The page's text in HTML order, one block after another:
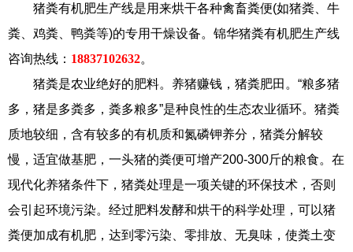
猪粪有机肥生产线是用来烘干各种禽畜粪便(如猪粪、牛
粪、鸡粪、鸭粪等)的专用干燥设备。锦华猪粪有机肥生产线
咨询热线： 18837102632。
猪粪是农业绝好的肥料。养猪赚钱，猪粪肥田。“粮多猪
多，猪是多粪多，粪多粮多”是种良性的生态农业循环。猪粪
质地较细，含有较多的有机质和氮磷钾养分，猪粪分解较
慢，适宜做基肥，一头猪的粪便可增产200-300斤的粮食。在
现代化养猪条件下，猪粪处理是一项关键的环保技术，否则
会引起环境污染。经过肥料发酵和烘干的科学处理，可以猪
粪便加成有机肥，达到零污染、零排放、无臭味，使粪土变